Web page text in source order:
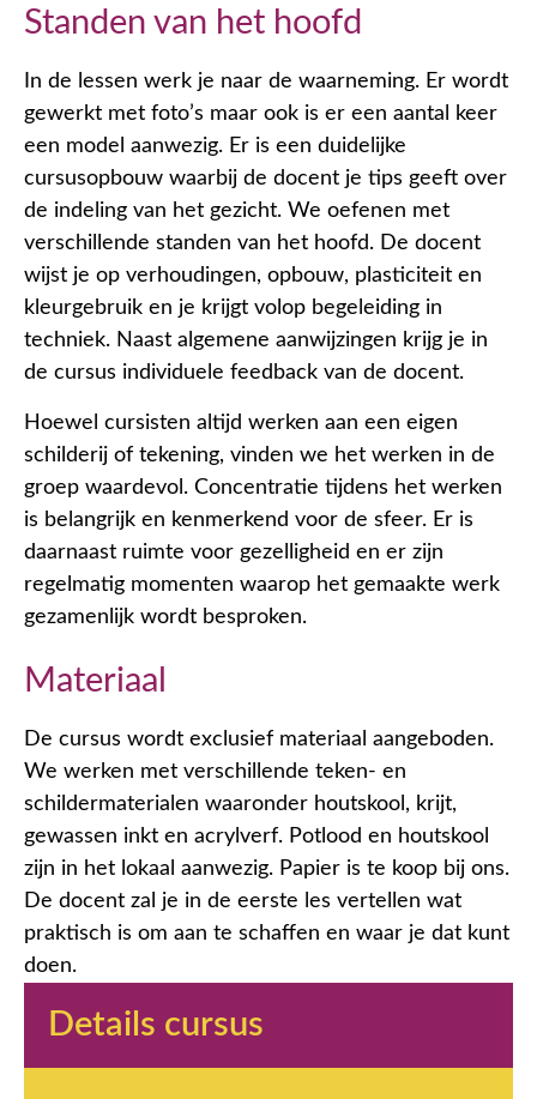
Standen van het hoofd
In de lessen werk je naar de waarneming. Er wordt
gewerkt met foto’s maar ook is er een aantal keer
een model aanwezig. Er is een duidelijke
cursusopbouw waarbij de docent je tips geeft over
de indeling van het gezicht. We oefenen met
verschillende standen van het hoofd. De docent
wijst je op verhoudingen, opbouw, plasticiteit en
kleurgebruik en je krijgt volop begeleiding in
techniek. Naast algemene aanwijzingen krijg je in
de cursus individuele feedback van de docent.
Hoewel cursisten altijd werken aan een eigen
schilderij of tekening, vinden we het werken in de
groep waardevol. Concentratie tijdens het werken
is belangrijk en kenmerkend voor de sfeer. Er is
daarnaast ruimte voor gezelligheid en er zijn
regelmatig momenten waarop het gemaakte werk
gezamenlijk wordt besproken.
Materiaal
De cursus wordt exclusief materiaal aangeboden.
We werken met verschillende teken- en
schildermaterialen waaronder houtskool, krijt,
gewassen inkt en acrylverf. Potlood en houtskool
zijn in het lokaal aanwezig. Papier is te koop bij ons.
De docent zal je in de eerste les vertellen wat
praktisch is om aan te schaffen en waar je dat kunt
doen.
Details cursus